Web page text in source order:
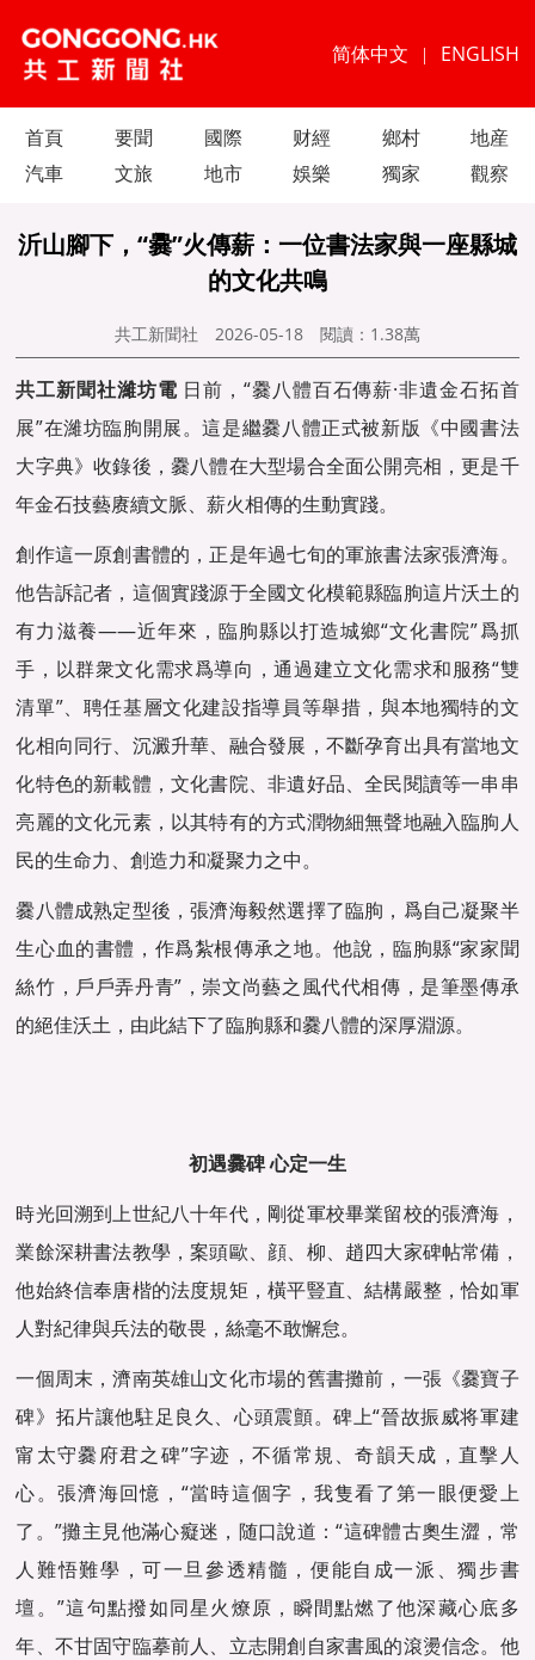
简体中文 | ENGLISH
首頁 要聞 國際 财經 鄉村
地産
汽車
文旅 地市 娛樂 獨家 觀察
沂山腳下，“爨”火傳薪：一位書法家與一座縣城
的文化共鳴
共工新聞社 2026-05-18 閱讀： 1.38萬
共工新聞社濰坊電日前，“爨八體百石傳薪·非遺金石拓首
展”在濰坊臨朐開展。這是繼爨八體正式被新版《中國書法
大字典》收錄後，爨八體在大型場合全面公開亮相，更是千
年金石技藝赓續文脈、薪火相傳的生動實踐。
創作這一原創書體的，正是年過七旬的軍旅書法家張濟海。
他告訴記者，這個實踐源于全國文化模範縣臨朐這片沃土的
有力滋養——近年來，臨朐縣以打造城鄉“文化書院”爲抓
手，以群衆文化需求爲導向，通過建立文化需求和服務“雙
清單”、聘任基層文化建設指導員等舉措，與本地獨特的文
化相向同行、沉澱升華、融合發展，不斷孕育出具有當地文
化特色的新載體，文化書院、非遺好品、全民閱讀等一串串
亮麗的文化元素，以其特有的方式潤物細無聲地融入臨朐人
民的生命力、創造力和凝聚力之中。
爨八體成熟定型後，張濟海毅然選擇了臨朐，爲自己凝聚半
生心血的書體，作爲紮根傳承之地。他說，臨朐縣“家家聞
絲竹，戶戶弄丹青”，崇文尚藝之風代代相傳，是筆墨傳承
的絕佳沃土，由此結下了臨朐縣和爨八體的深厚淵源。
初遇爨碑 心定一生
時光回溯到上世紀八十年代，剛從軍校畢業留校的張濟海，
業餘深耕書法教學，案頭歐、顔、柳、趙四大家碑帖常備，
他始終信奉唐楷的法度規矩，橫平豎直、結構嚴整，恰如軍
人對紀律與兵法的敬畏，絲毫不敢懈怠。
一個周末，濟南英雄山文化市場的舊書攤前，一張《爨寶子
碑》拓片讓他駐足良久、心頭震顫。碑上“晉故振威将軍建
甯太守爨府君之碑”字迹，不循常規、奇韻天成，直擊人
心。張濟海回憶，“當時這個字，我隻看了第一眼便愛上
了。”攤主見他滿心癡迷，随口說道：“這碑體古奧生澀，常
人難悟難學，可一旦參透精髓，便能自成一派、獨步書
壇。”這句點撥如同星火燎原，瞬間點燃了他深藏心底多
年、不甘固守臨摹前人、立志開創自家書風的滾燙信念。他